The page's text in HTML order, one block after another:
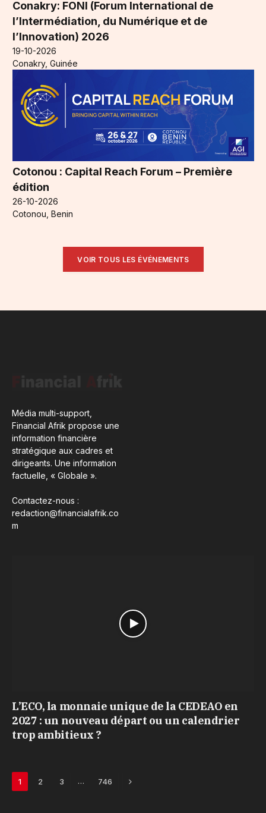
Conakry: FONI (Forum International de
l’Intermédiation, du Numérique et de
l’Innovation) 2026
19-10-2026
Conakry, Guinée
Cotonou : Capital Reach Forum – Première
édition
26-10-2026
Cotonou, Benin
VOIR TOUS LES ÉVÉNEMENTS
Média multi-support,
Financial Afrik propose une
information financière
stratégique aux cadres et
dirigeants. Une information
factuelle, « Globale ».
Contactez-nous :
redaction@financialafrik.co
m
L’ECO, la monnaie unique de la CEDEAO en
2027 : un nouveau départ ou un calendrier
trop ambitieux ?
1 2 3 … 746 Next